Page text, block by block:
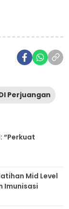
Perjuangan
“Perkuat
Mid Level
Imunisasi